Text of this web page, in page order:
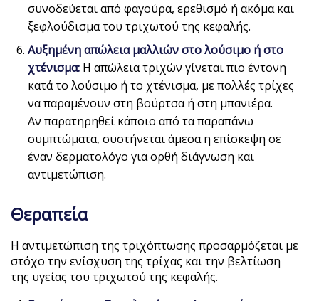
συνοδεύεται από φαγούρα, ερεθισμό ή ακόμα και
ξεφλούδισμα του τριχωτού της κεφαλής.
Αυξημένη απώλεια μαλλιών στο λούσιμο ή στο
χτένισμα: Η απώλεια τριχών γίνεται πιο έντονη
κατά το λούσιμο ή το χτένισμα, με πολλές τρίχες
να παραμένουν στη βούρτσα ή στη μπανιέρα.
Αν παρατηρηθεί κάποιο από τα παραπάνω
συμπτώματα, συστήνεται άμεσα η επίσκεψη σε
έναν δερματολόγο για ορθή διάγνωση και
αντιμετώπιση.
Θεραπεία
Η αντιμετώπιση της τριχόπτωσης προσαρμόζεται με
στόχο την ενίσχυση της τρίχας και την βελτίωση
της υγείας του τριχωτού της κεφαλής.